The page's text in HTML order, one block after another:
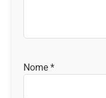
Nome *